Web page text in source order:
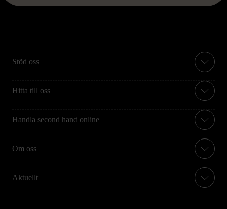
Stöd oss
Hitta till oss
Handla second hand online
Om oss
Aktuellt